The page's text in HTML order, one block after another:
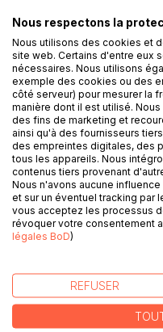
Cancale à sa bisquine : La
a fêté ses 30 ans au port
bateaux invités et une
carton. La silhouette de la
pas inaperçue avec ses
navigue beaucoup, il
côte quand on se balade
Guesclin, la plage du
pointe du Grouin et
Cancalaise is a
launched in 1987, which
of Houle with numerous
regatta of bisquines in
of sails, as it navigate a
coast when they go for a
cove, the beach of
the Grouin point and
Nous respectons la
Nous utilisons des cookies et
site web. Certains d'entre eux
nécessaires. Nous utilisons
exemple des cookies ou des
côté serveur) pour mesurer la
manière dont il est utilisé.
des fins de marketing et
ainsi qu'à des fournisseurs
des empreintes digitales, des
tous les appareils. Nous
contenus tiers provenant
Nous n'avons aucune
et sur un éventuel tracking par
vous acceptez les processus
révoquer votre consentement
légales BoD)
REFUSER